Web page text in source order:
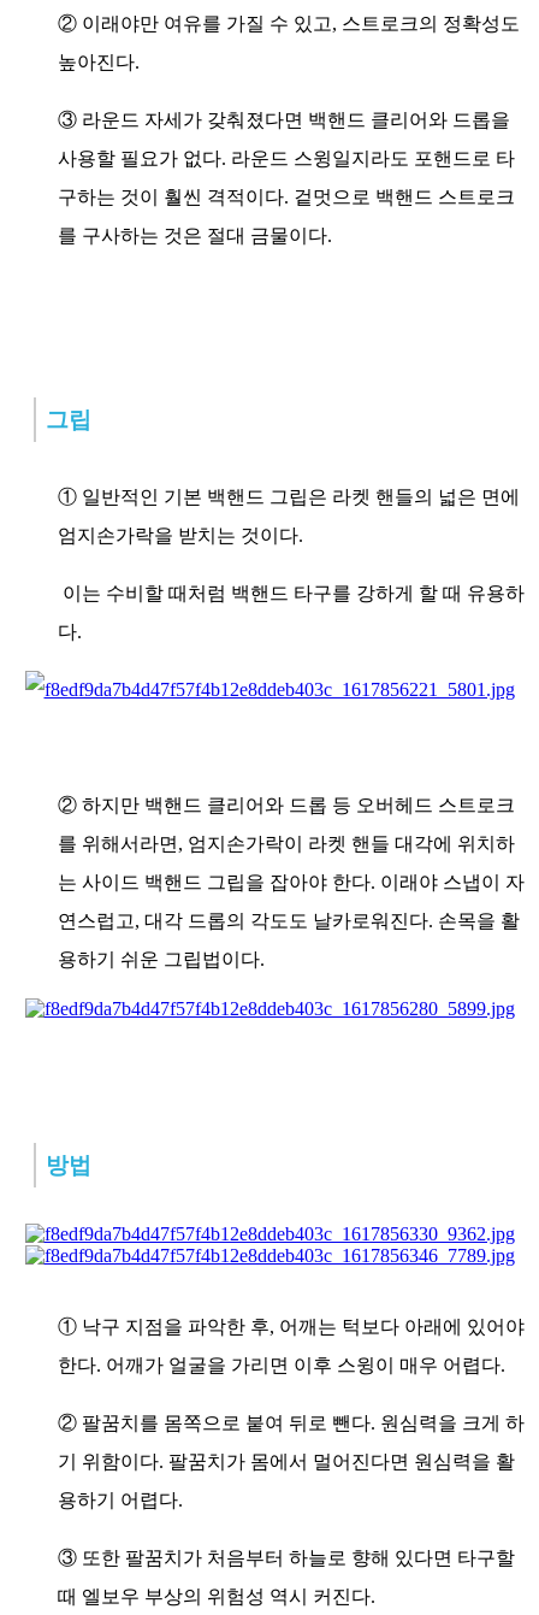
② 이래야만 여유를 가질 수 있고, 스트로크의 정확성도
높아진다.
③ 라운드 자세가 갖춰졌다면 백핸드 클리어와 드롭을
사용할 필요가 없다. 라운드 스윙일지라도 포핸드로 타
구하는 것이 훨씬 격적이다. 겉멋으로 백핸드 스트로크
를 구사하는 것은 절대 금물이다.
그립
① 일반적인 기본 백핸드 그립은 라켓 핸들의 넓은 면에
엄지손가락을 받치는 것이다.
이는 수비할 때처럼 백핸드 타구를 강하게 할 때 유용하
다.
② 하지만 백핸드 클리어와 드롭 등 오버헤드 스트로크
를 위해서라면, 엄지손가락이 라켓 핸들 대각에 위치하
는 사이드 백핸드 그립을 잡아야 한다. 이래야 스냅이 자
연스럽고, 대각 드롭의 각도도 날카로워진다. 손목을 활
용하기 쉬운 그립법이다.
방법
① 낙구 지점을 파악한 후, 어깨는 턱보다 아래에 있어야
한다. 어깨가 얼굴을 가리면 이후 스윙이 매우 어렵다.
② 팔꿈치를 몸쪽으로 붙여 뒤로 뺀다. 원심력을 크게 하
기 위함이다. 팔꿈치가 몸에서 멀어진다면 원심력을 활
용하기 어렵다.
③ 또한 팔꿈치가 처음부터 하늘로 향해 있다면 타구할
때 엘보우 부상의 위험성 역시 커진다.